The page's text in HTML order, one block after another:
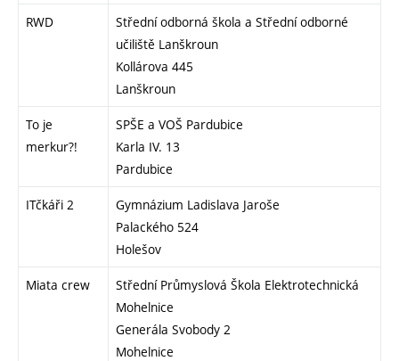
RWD
Střední odborná škola a Střední odborné
učiliště Lanškroun
Kollárova 445
Lanškroun
To je
merkur?!
SPŠE a VOŠ Pardubice
Karla IV. 13
Pardubice
ITčkáři 2
Gymnázium Ladislava Jaroše
Palackého 524
Holešov
Miata crew
Střední Průmyslová Škola Elektrotechnická
Mohelnice
Generála Svobody 2
Mohelnice